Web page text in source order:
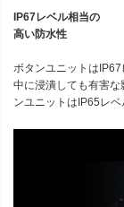
IP67レベル相当の
高い防水性
ボタンユニットは
中に浸潰しても有害
ンユニットはIP65レベ